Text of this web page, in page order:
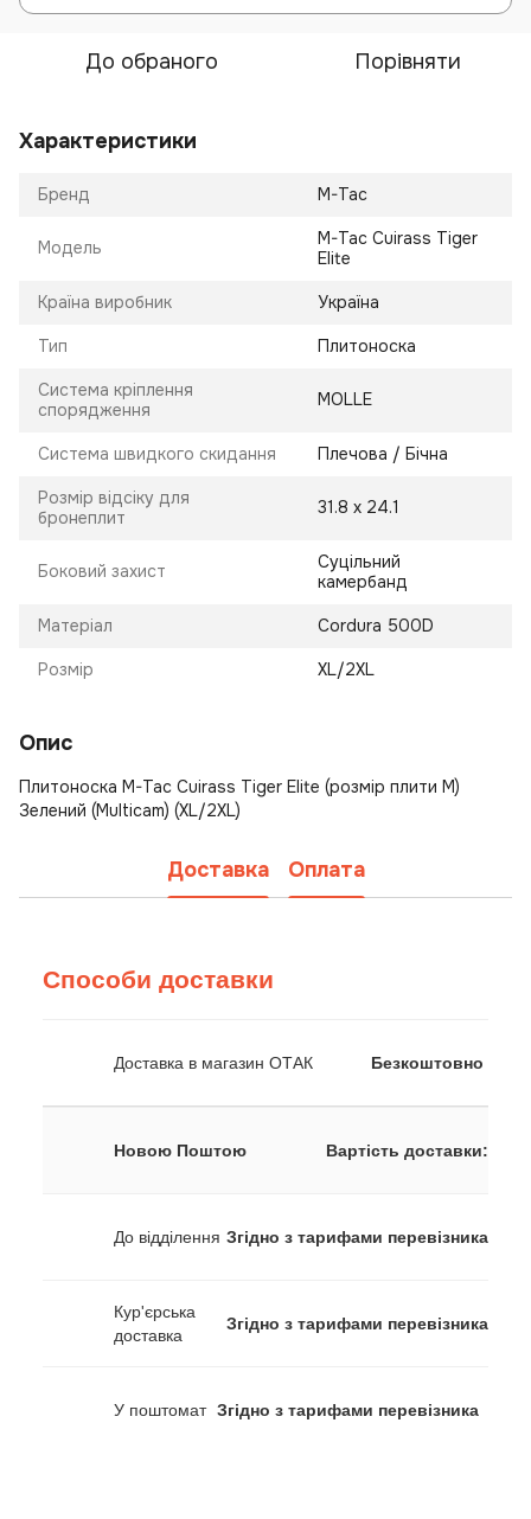
До обраного Порівняти
Характеристики
Бренд M-Tac
Модель
M-Tac Cuirass Tiger
Elite
Країна виробник Україна
Тип Плитоноска
Система кріплення
спорядження
MOLLE
Система швидкого скидання Плечова / Бічна
Розмір відсіку для
бронеплит
31.8 х 24.1
Боковий захист
Суцільний
камербанд
Матеріал Cordura 500D
Розмір XL/2XL
Опис
Плитоноска M-Tac Cuirass Tiger Elite (розмір плити М)
Зелений (Multicam) (XL/2XL)
Доставка Оплата
Способи доставки
Доставка в магазин ОТАК Безкоштовно
Новою Поштою Вартість доставки:
До відділення Згідно з тарифами перевізника
Кур'єрська
доставка
Згідно з тарифами перевізника
У поштомат Згідно з тарифами перевізника